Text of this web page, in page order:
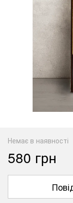
Немає в наявності
580 грн